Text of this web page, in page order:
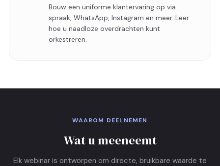
Bouw een uniforme klantervaring op via
spraak, WhatsApp, Instagram en meer. Leer
hoe u naadloze overdrachten kunt
orkestreren.
WAAROM DEELNEMEN
Wat u meeneemt
Elk webinar is ontworpen om directe, bruikbare waarde te